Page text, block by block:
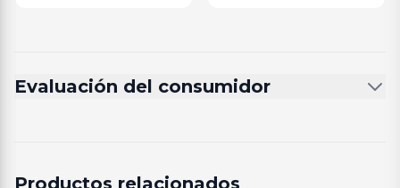
Evaluación del consumidor
Productos relacionados